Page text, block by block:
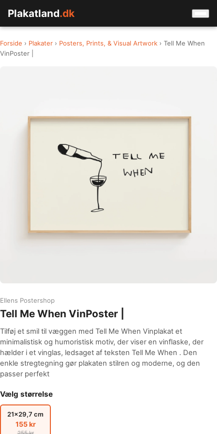
Plakatland.dk
Forside › Plakater › Posters, Prints, & Visual Artwork › Tell Me When
VinPoster |
Ellens Postershop
Tell Me When VinPoster |
Tilføj et smil til væggen med Tell Me When Vinplakat et
minimalistisk og humoristisk motiv, der viser en vinflaske, der
hælder i et vinglas, ledsaget af teksten Tell Me When . Den
enkle stregtegning gør plakaten stilren og moderne, og den
passer perfekt
Vælg størrelse
21x29,7 cm
155 kr